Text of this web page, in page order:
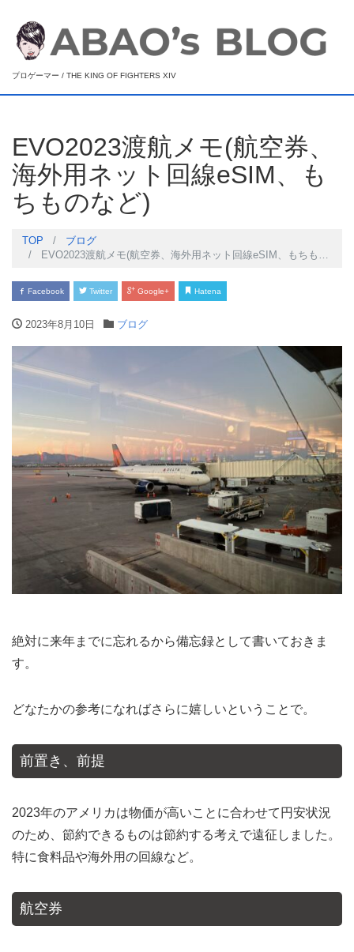
プロゲーマー / THE KING OF FIGHTERS XIV
EVO2023渡航メモ(航空券、
海外用ネット回線eSIM、も
ちものなど)
TOP
ブログ
EVO2023渡航メモ(航空券、海外用ネット回線eSIM、もちものなど)
Facebook Twitter Google+ Hatena
2023年8月10日 ブログ
絶対に来年までに忘れるから備忘録として書いておきま
す。
どなたかの参考になればさらに嬉しいということで。
前置き、前提
2023年のアメリカは物価が高いことに合わせて円安状況
のため、節約できるものは節約する考えで遠征しました。
特に食料品や海外用の回線など。
航空券